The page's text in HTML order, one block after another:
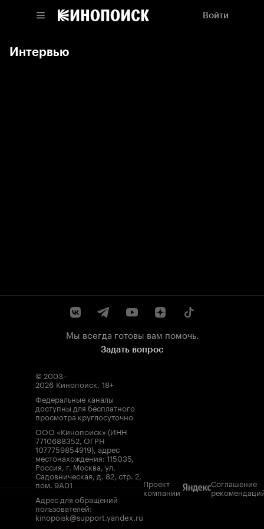
Войти
Интервью
Мы всегда готовы вам помочь.
Задать вопрос
© 2003–
2026 Кинопоиск. 18+
Федеральные каналы
доступны для бесплатного
просмотра круглосуточно
ООО «Кинопоиск» (ИНН
7710688352, ОГРН
1077759854919), адрес
местонахождения: 115035,
Россия, г. Москва, ул.
Садовническая, д. 82, стр. 2,
пом. 9А01
Адрес для обращений
пользователей:
kinopoisk@support.yandex.ru
Проект
компании
Соглашение